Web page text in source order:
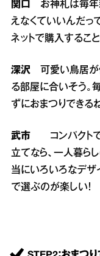
関口
お神札は毎年
えなくていいんだっ
ネットで購入するこ
深沢 可愛い鳥居が
る部屋に合いそう。
ずにおまつりできるね
武市 コンパクトで
立てなら、一人暮ら
当にいろいろなデザ
で選ぶのが楽しい！